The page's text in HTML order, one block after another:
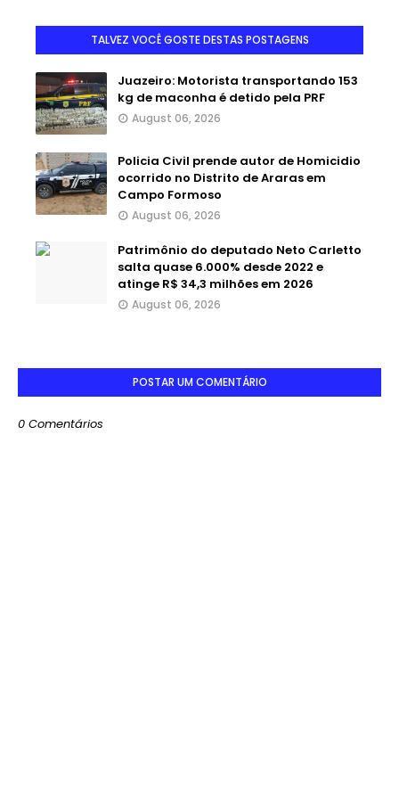
TALVEZ VOCÊ GOSTE DESTAS POSTAGENS
Juazeiro: Motorista transportando 153
kg de maconha é detido pela PRF
August 06, 2026
Policia Civil prende autor de Homicidio
ocorrido no Distrito de Araras em
Campo Formoso
August 06, 2026
Patrimônio do deputado Neto Carletto
salta quase 6.000% desde 2022 e
atinge R$ 34,3 milhões em 2026
August 06, 2026
POSTAR UM COMENTÁRIO
0 Comentários